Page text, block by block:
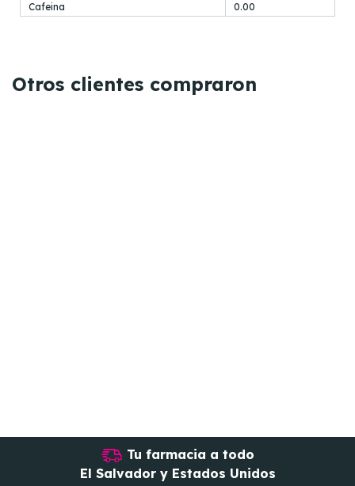
Cafeina
0.00
Otros clientes compraron
Tu farmacia a todo
El Salvador y Estados Unidos